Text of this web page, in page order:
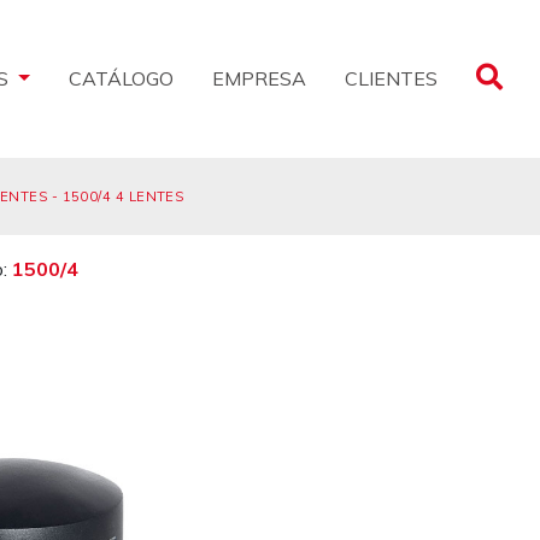
CATÁLOGO EMPRESA CLIENTES
- 1500/4 4 LENTES
1500/4